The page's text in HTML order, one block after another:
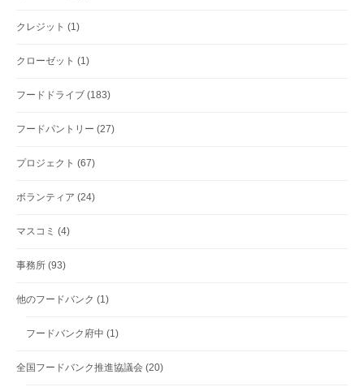
クレジット (1)
クローゼット (1)
フードドライブ (183)
フードパントリー (27)
プロジェクト (67)
ボランティア (24)
マスコミ (4)
事務所 (93)
他のフードバンク (1)
フードバンク府中 (1)
全国フードバンク推進協議会 (20)